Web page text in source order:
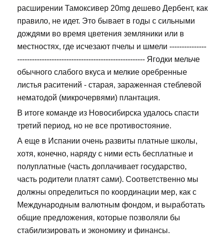
расширении Тамоксивер 20mg дешево Дербент, как
правило, не идет. Это бывает в годы с сильными
дождями во время цветения земляники или в
местностях, где исчезают пчелы и шмели ---------------
---------------------------------------------------- Ягодки мельче
обычного слабого вкуса и мелкие оребренные
листья раситений - старая, зараженная стеблевой
нематодой (микрочервями) плантация.
В итоге команде из Новосибирска удалось спасти
третий период, но не все противостояние.
А еще в Испании очень развиты платные школы,
хотя, конечно, наряду с ними есть бесплатные и
полуплатные (часть доплачивает государство,
часть родители платят сами). Соответственно мы
должны определиться по координации мер, как с
Международным валютным фондом, и выработать
общие предложения, которые позволяли бы
стабилизировать и экономику и финансы.